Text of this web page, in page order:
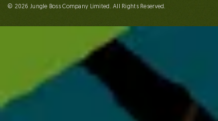
© 2026 Jungle Boss Company Limited. All Rights Reserved.